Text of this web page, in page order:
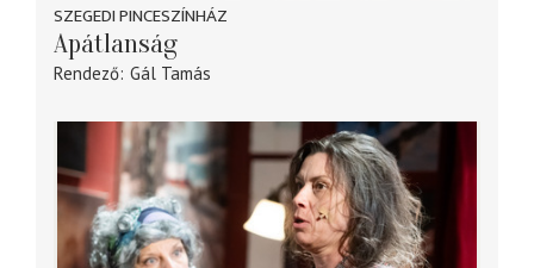
SZEGEDI PINCESZÍNHÁZ
Apátlanság
Rendező Gál Tamás